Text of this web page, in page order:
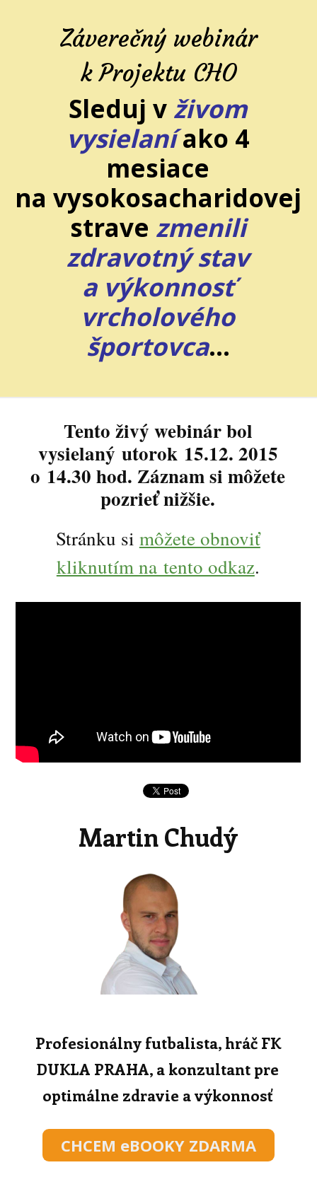
Záverečný webinár
k Projektu CHO
Sleduj v živom
vysielaníako 4
mesiace
na vysokosacharidovej
strave zmenili
zdravotný stav
a výkonnosť
vrcholového
športovca...
Tento živý webinár bol
vysielaný utorok 15.12. 2015
o 14.30 hod. Záznam si môžete
pozrieť nižšie.
Stránku si môžete obnoviť
kliknutím na tento odkaz.
Martin Chudý
Profesionálny futbalista, hráč FK
DUKLA PRAHA, a konzultant pre
optimálne zdravie a výkonnosť
CHCEM eBOOKY ZDARMA